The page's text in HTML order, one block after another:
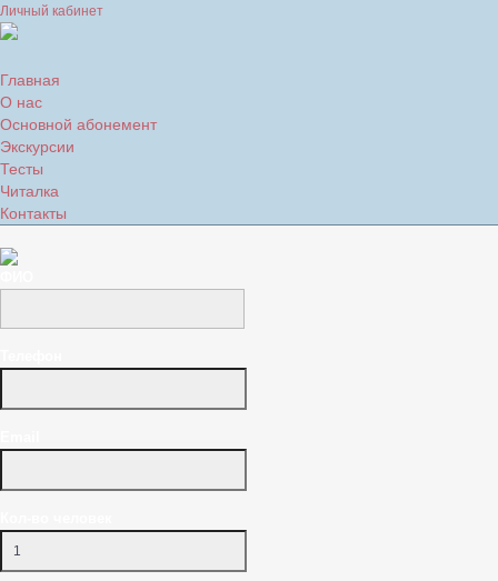
Личный кабинет
Главная
О нас
Основной абонемент
Экскурсии
Тесты
Читалка
Контакты